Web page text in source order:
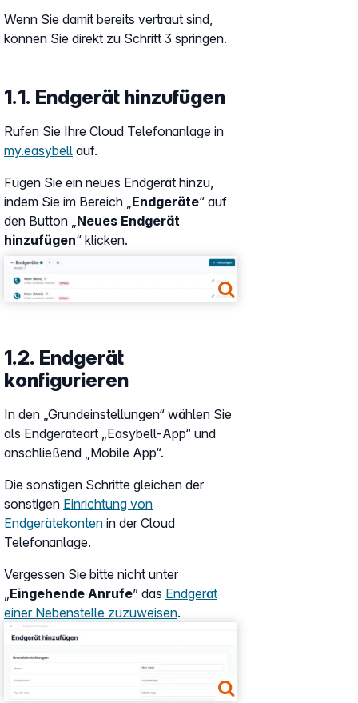
Wenn Sie damit bereits vertraut sind,
können Sie direkt zu Schritt 3 springen.
1.1. Endgerät hinzufügen
Show larger version
Rufen Sie Ihre Cloud Telefonanlage in
my.easybell auf.
Fügen Sie ein neues Endgerät hinzu,
indem Sie im Bereich „Endgeräte“ auf
den Button „Neues Endgerät
hinzufügen“ klicken.
Show larger version
1.2. Endgerät
konfigurieren
In den „Grundeinstellungen“ wählen Sie
als Endgeräteart „Easybell-App“ und
anschließend „Mobile App“.
Die sonstigen Schritte gleichen der
sonstigen Einrichtung von
Endgerätekonten in der Cloud
Telefonanlage.
Vergessen Sie bitte nicht unter
Eingehende Anrufe” das Endgerät
einer Nebenstelle zuzuweisen.